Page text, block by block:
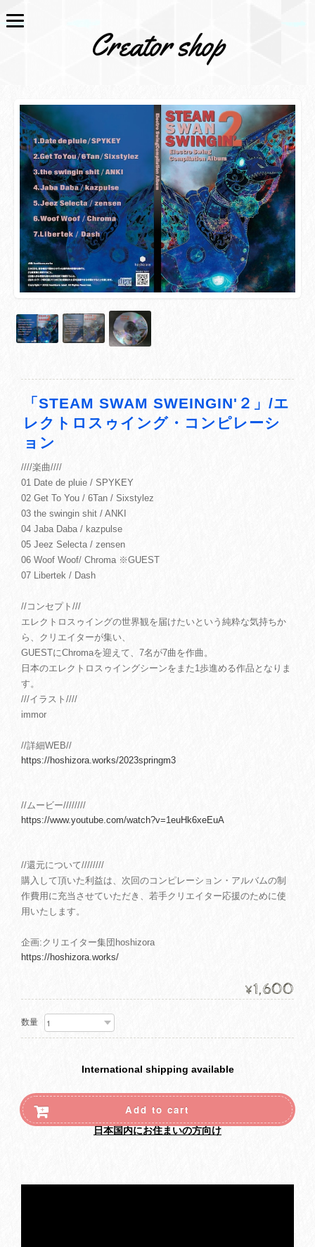
Creator shop
「STEAM SWAM SWEINGIN'２」/エ
レクトロスゥイング・コンピレーシ
ョン
////楽曲////
01 Date de pluie / SPYKEY
02 Get To You / 6Tan / Sixstylez
03 the swingin shit / ANKI
04 Jaba Daba / kazpulse
05 Jeez Selecta / zensen
06 Woof Woof/ Chroma ※GUEST
07 Libertek / Dash
//コンセプト///
エレクトロスゥイングの世界観を届けたいという純粋な気持ちか
ら、クリエイターが集い、
GUESTにChromaを迎えて、7名が7曲を作曲。
日本のエレクトロスゥイングシーンをまた1歩進める作品となりま
す。
///イラスト////
immor
//詳細WEB//
https://hoshizora.works/2023springm3
//ムービー////////
https://www.youtube.com/watch?v=1euHk6xeEuA
//還元について////////
購入して頂いた利益は、次回のコンピレーション・アルバムの制
作費用に充当させていただき、若手クリエイター応援のために使
用いたします。
企画:クリエイター集団hoshizora
https://hoshizora.works/
¥1,600
数量
International shipping available
Add to cart
日本国内にお住まいの方向け